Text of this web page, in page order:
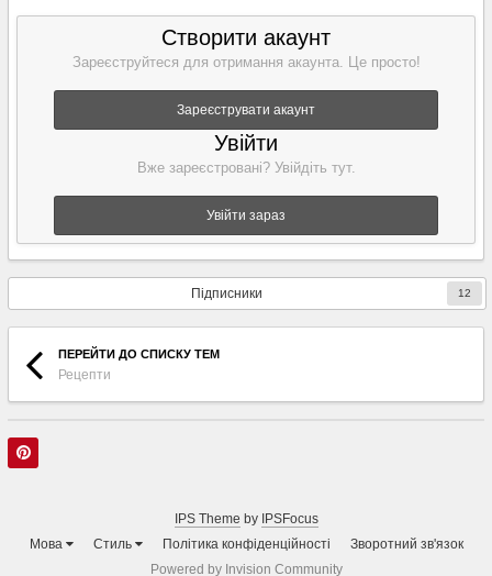
Створити акаунт
Зареєструйтеся для отримання акаунта. Це просто!
Зареєструвати акаунт
Увійти
Вже зареєстровані? Увійдіть тут.
Увійти зараз
Підписники 12
ПЕРЕЙТИ ДО СПИСКУ ТЕМ
Рецепти
IPS Theme by IPSFocus
Мова
Стиль Політика конфіденційності
Зворотний зв'язок
Powered by Invision Community